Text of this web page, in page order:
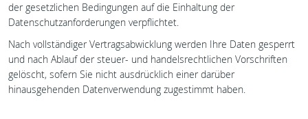
der gesetzlichen Bedingungen auf die Einhaltung der
Datenschutzanforderungen verpflichtet.
Nach vollständiger Vertragsabwicklung werden Ihre Daten gesperrt
und nach Ablauf der steuer- und handelsrechtlichen Vorschriften
gelöscht, sofern Sie nicht ausdrücklich einer darüber
hinausgehenden Datenverwendung zugestimmt haben.